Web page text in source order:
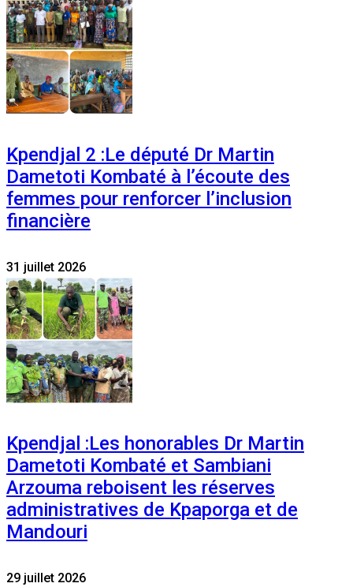
Kpendjal 2 :Le député Dr Martin
Dametoti Kombaté à l’écoute des
femmes pour renforcer l’inclusion
financière
31 juillet 2026
Kpendjal :Les honorables Dr Martin
Dametoti Kombaté et Sambiani
Arzouma reboisent les réserves
administratives de Kpaporga et de
Mandouri
29 juillet 2026